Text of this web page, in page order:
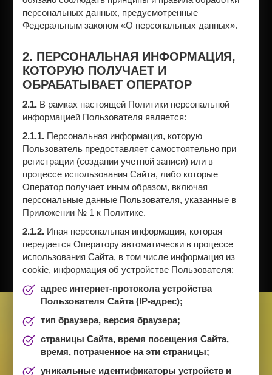
персональных данных, предусмотренные
Федеральным законом «О персональных данных».
2. ПЕРСОНАЛЬНАЯ ИНФОРМАЦИЯ,
КОТОРУЮ ПОЛУЧАЕТ И
ОБРАБАТЫВАЕТ ОПЕРАТОР
2.1. В рамках настоящей Политики персональной
информацией Пользователя является:
2.1.1. Персональная информация, которую
Пользователь предоставляет самостоятельно при
регистрации (создании учетной записи) или в
процессе использования Сайта, либо которые
Оператор получает иным образом, включая
персональные данные Пользователя, указанные в
Приложении № 1 к Политике.
2.1.2. Иная персональная информация, которая
передается Оператору автоматически в процессе
использования Сайта, в том числе информация из
cookie, информация об устройстве Пользователя:
адрес интернет-протокола устройства
Пользователя Сайта (IP-адрес);
тип браузера, версия браузера;
страницы Сайта, время посещения Сайта,
время, потраченное на эти страницы;
уникальные идентификаторы устройств и